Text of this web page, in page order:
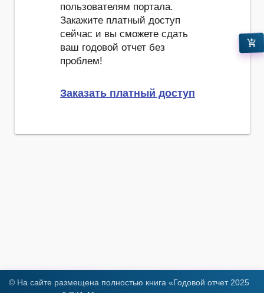
пользователям портала.
Закажите платный доступ
сейчас и вы сможете сдать
ваш годовой отчет без
проблем!
Заказать платный доступ
add_shopping_cart
© На сайте размещена полностью книга «Годовой отчет 2025